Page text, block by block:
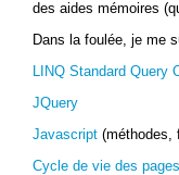
des aides mémoires
Dans la foulée, je me
LINQ Standard Query
JQuery
Javascript (méthodes,
Cycle de vie des